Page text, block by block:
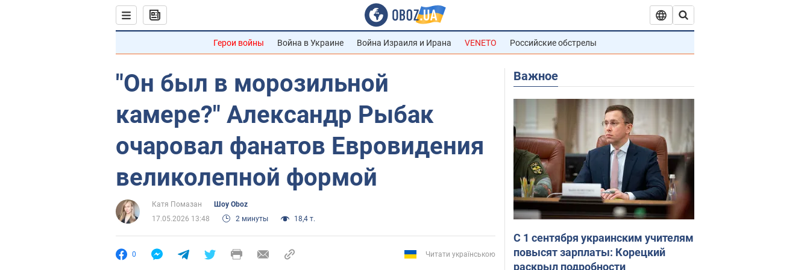
Герои войны Война в Украине Война Израиля и Ирана VENETO Российские обстрелы
"Он был в морозильной
камере?" Александр Рыбак
очаровал фанатов Евровидения
великолепной формой
Катя Помазан
Шоу Oboz
17.05.2026 13:48
2 минуты 18,4 т.
0 Читати українською
Важное
С 1 сентября украинским учителям
повысят зарплаты: Корецкий
раскрыл подробности